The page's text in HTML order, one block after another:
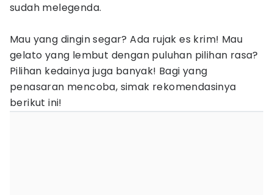
sudah melegenda.
Mau yang dingin segar? Ada rujak es krim! Mau
gelato yang lembut dengan puluhan pilihan rasa?
Pilihan kedainya juga banyak! Bagi yang
penasaran mencoba, simak rekomendasinya
berikut ini!